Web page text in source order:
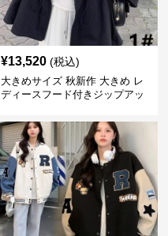
¥13,520 (税込)
大きめサイズ 秋新作 大きめ レ
ディースフード付きジップアッ